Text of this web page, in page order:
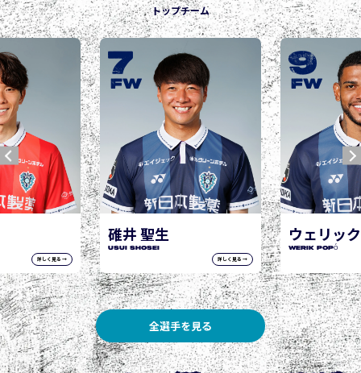
トップチーム
詳しく見る →
ウェリック ポポ
WERIK POPÓ
詳しく見る →
9
FW
城後
JOGO
FW
全選手を見る